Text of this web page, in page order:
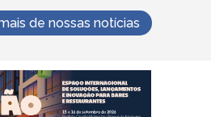
de nossas notícias